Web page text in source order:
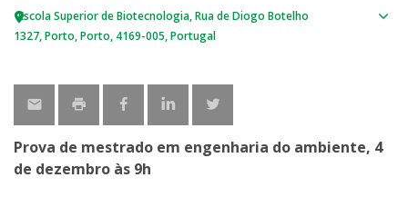
Escola Superior de Biotecnologia Rua de Diogo Botelho
1327 Porto Porto 4169-005 Portugal
Prova de mestrado em engenharia do ambiente, 4
de dezembro às 9h